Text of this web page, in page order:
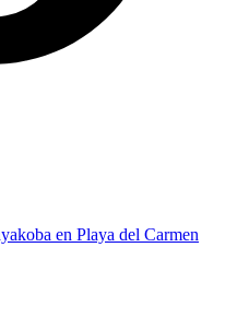
en Playa del Carmen